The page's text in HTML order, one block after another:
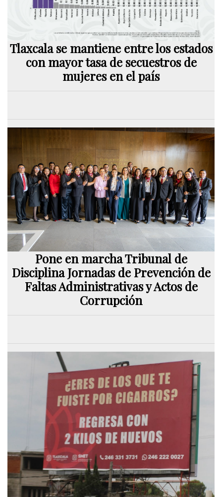
Tlaxcala se mantiene entre los estados
con mayor tasa de secuestros de
mujeres en el país
Pone en marcha Tribunal de
Disciplina Jornadas de Prevención de
Faltas Administrativas y Actos de
Corrupción